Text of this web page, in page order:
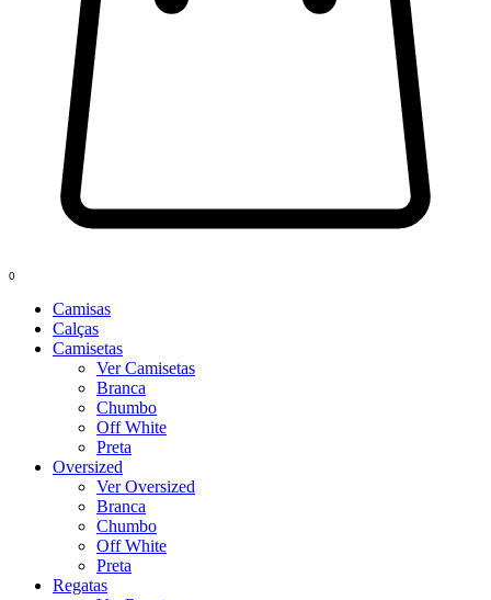
0
Camisas
Calças
Camisetas
Ver Camisetas
Branca
Chumbo
Off White
Preta
Oversized
Ver Oversized
Branca
Chumbo
Off White
Preta
Regatas